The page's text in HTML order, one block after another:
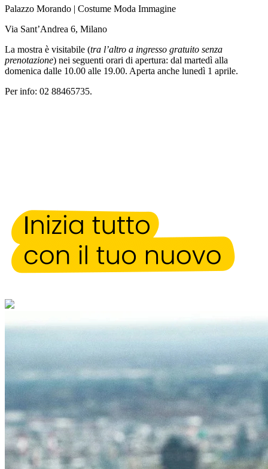
Palazzo Morando | Costume Moda Immagine
Via Sant’Andrea 6, Milano
La mostra è visitabile (tra l’altro a ingresso gratuito senza
prenotazione) nei seguenti orari di apertura: dal martedì alla
domenica dalle 10.00 alle 19.00. Aperta anche lunedì 1 aprile.
Per info: 02 88465735.